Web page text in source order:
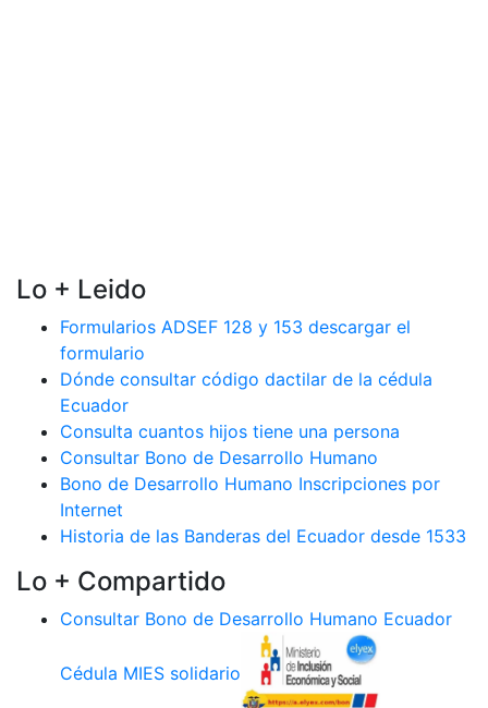
Lo + Leido
Formularios ADSEF 128 y 153 descargar el
formulario
Dónde consultar código dactilar de la cédula
Ecuador
Consulta cuantos hijos tiene una persona
Consultar Bono de Desarrollo Humano
Bono de Desarrollo Humano Inscripciones por
Internet
Historia de las Banderas del Ecuador desde 1533
Lo + Compartido
Consultar Bono de Desarrollo Humano Ecuador
Cédula MIES solidario